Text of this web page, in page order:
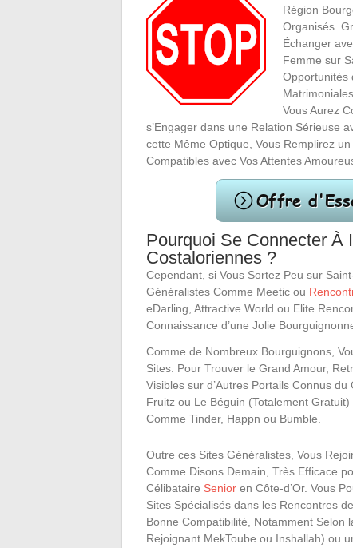
Région
Organisés.
Échanger
Femme sur
Opportunités
Vous Aurez
s’Engager dans une Relation Sérieuse
cette Même Optique, Vous Remplirez
Compatibles avec Vos Attentes
Pourquoi Se Connecter À
Costaloriennes ?
Cependant, si Vous Sortez Peu sur
Généralistes Comme Meetic ou
eDarling, Attractive World ou Elite
Connaissance d’une Jolie
Comme de Nombreux Bourguignons,
Sites. Pour Trouver le Grand Amour,
Visibles sur d’Autres Portails Connus
Fruitz ou Le Béguin (Totalement
Comme Tinder, Happn ou Bumble.
Outre ces Sites Généralistes, Vous
Comme Disons Demain, Très Efficace
Célibataire Senior en Côte-d’Or. Vous
Sites Spécialisés dans les Rencontres
Bonne Compatibilité, Notamment Selon
Rejoignant MekToube ou Inshallah) ou